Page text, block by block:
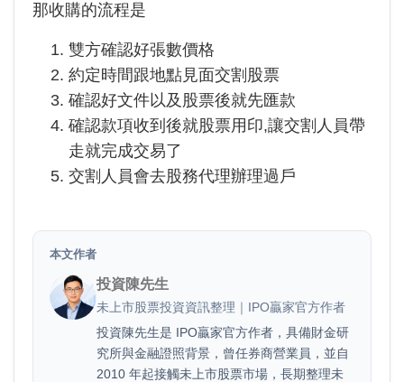
那收購的流程是
雙方確認好張數價格
約定時間跟地點見面交割股票
確認好文件以及股票後就先匯款
確認款項收到後就股票用印,讓交割人員帶
走就完成交易了
交割人員會去股務代理辦理過戶
本文作者
投資陳先生
未上市股票投資資訊整理｜IPO贏家官方作者
投資陳先生是 IPO贏家官方作者，具備財金研
究所與金融證照背景，曾任券商營業員，並自
2010 年起接觸未上市股票市場，長期整理未